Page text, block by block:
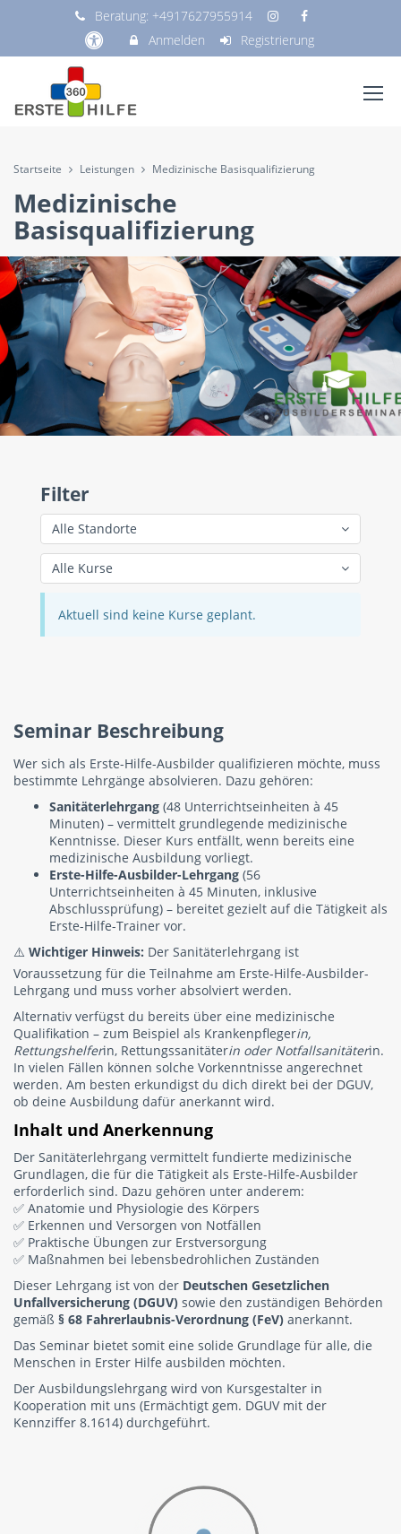
Beratung: +4917627955914
Anmelden
Registrierung
Startseite Leistungen Medizinische Basisqualifizierung
Medizinische
Basisqualifizierung
Filter
Alle Standorte
Alle Kurse
Aktuell sind keine Kurse geplant.
Seminar Beschreibung
Wer sich als Erste-Hilfe-Ausbilder qualifizieren möchte, muss
bestimmte Lehrgänge absolvieren. Dazu gehören:
Sanitäterlehrgang (48 Unterrichtseinheiten à 45
Minuten) – vermittelt grundlegende medizinische
Kenntnisse. Dieser Kurs entfällt, wenn bereits eine
medizinische Ausbildung vorliegt.
Erste-Hilfe-Ausbilder-Lehrgang (56
Unterrichtseinheiten à 45 Minuten, inklusive
Abschlussprüfung) – bereitet gezielt auf die Tätigkeit als
Erste-Hilfe-Trainer vor.
⚠️ Wichtiger Hinweis: Der Sanitäterlehrgang ist
Voraussetzung für die Teilnahme am Erste-Hilfe-Ausbilder-
Lehrgang und muss vorher absolviert werden.
Alternativ verfügst du bereits über eine medizinische
Qualifikation – zum Beispiel als Krankenpflegerin,
Rettungshelferin, Rettungssanitäterin oder Notfallsanitäterin.
In vielen Fällen können solche Vorkenntnisse angerechnet
werden. Am besten erkundigst du dich direkt bei der DGUV,
ob deine Ausbildung dafür anerkannt wird.
Inhalt und Anerkennung
Der Sanitäterlehrgang vermittelt fundierte medizinische
Grundlagen, die für die Tätigkeit als Erste-Hilfe-Ausbilder
erforderlich sind. Dazu gehören unter anderem:
✅ Anatomie und Physiologie des Körpers
✅ Erkennen und Versorgen von Notfällen
✅ Praktische Übungen zur Erstversorgung
✅ Maßnahmen bei lebensbedrohlichen Zuständen
Dieser Lehrgang ist von der Deutschen Gesetzlichen
Unfallversicherung (DGUV) sowie den zuständigen Behörden
gemäß § 68 Fahrerlaubnis-Verordnung (FeV) anerkannt.
Das Seminar bietet somit eine solide Grundlage für alle, die
Menschen in Erster Hilfe ausbilden möchten.
Der Ausbildungslehrgang wird von Kursgestalter in
Kooperation mit uns (Ermächtigt gem. DGUV mit der
Kennziffer 8.1614) durchgeführt.